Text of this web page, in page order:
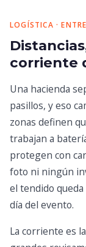
LOGÍSTICA ·
corriente
Una hacienda
pasillos, y eso
zonas definen
trabajan a
protegen con
foto ni ningún
el tendido
día del evento.
La corriente es